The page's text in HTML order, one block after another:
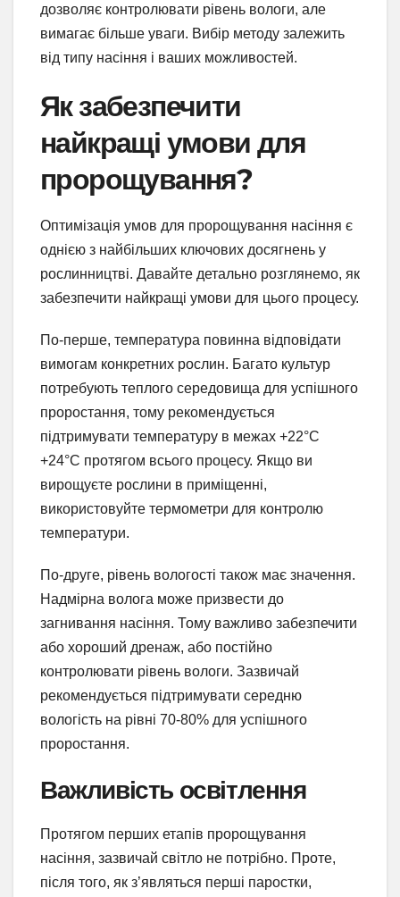
дозволяє контролювати рівень вологи, але
вимагає більше уваги. Вибір методу залежить
від типу насіння і ваших можливостей.
Як забезпечити
найкращі умови для
пророщування?
Оптимізація умов для пророщування насіння є
однією з найбільших ключових досягнень у
рослинництві. Давайте детально розглянемо, як
забезпечити найкращі умови для цього процесу.
По-перше, температура повинна відповідати
вимогам конкретних рослин. Багато культур
потребують теплого середовища для успішного
проростання, тому рекомендується
підтримувати температуру в межах +22°C
+24°C протягом всього процесу. Якщо ви
вирощуєте рослини в приміщенні,
використовуйте термометри для контролю
температури.
По-друге, рівень вологості також має значення.
Надмірна волога може призвести до
загнивання насіння. Тому важливо забезпечити
або хороший дренаж, або постійно
контролювати рівень вологи. Зазвичай
рекомендується підтримувати середню
вологість на рівні 70-80% для успішного
проростання.
Важливість освітлення
Протягом перших етапів пророщування
насіння, зазвичай світло не потрібно. Проте,
після того, як з’являться перші паростки,